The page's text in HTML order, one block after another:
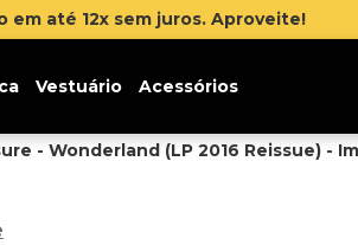
Vestuário Acessórios
- Wonderland (LP 2016 Reissue) -